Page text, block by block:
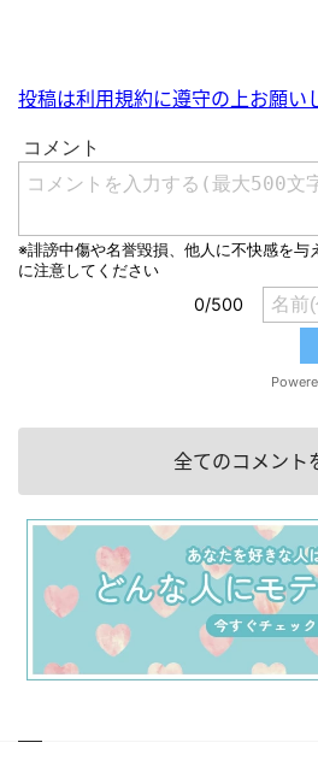
投稿は利用規約に遵守の上お願い
全てのコメント